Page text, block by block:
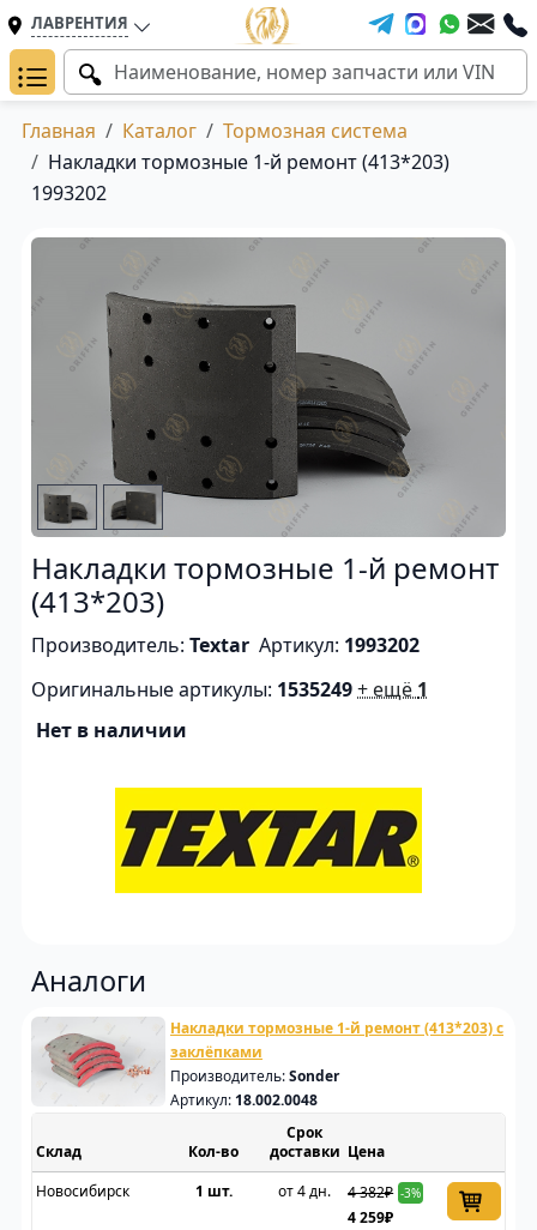
ЛАВРЕНТИЯ
Главная Каталог
Тормозная система
Накладки тормозные 1-й ремонт (413*203)
1993202
Накладки тормозные 1-й ремонт
(413*203)
Производитель: Textar Артикул: 1993202
Оригинальные артикулы: 1535249+ ещё 1
Нет в наличии
Аналоги
Накладки тормозные 1-й ремонт (413*203) с
заклёпками
Производитель:Sonder
Артикул: 18.002.0048
Склад
Срок
доставки Цена
Новосибирск
1 шт. от 4 дн. 4 382₽ -3%
4 259₽